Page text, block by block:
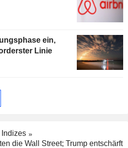
ein,
Linie
Indizes
die Wall Street; Trump entschärft